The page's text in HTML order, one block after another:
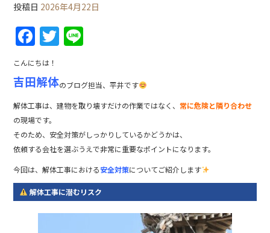
投稿日 2026年4月22日
F
a
c
e
b
o
o
k
T
w
itt
er
e
こんにちは！
吉田解体のブログ担当、平井です
解体工事は、建物を取り壊すだけの作業ではなく、常に危険と隣り合わせ
の現場です。
そのため、安全対策がしっかりしているかどうかは、
依頼する会社を選ぶうえで非常に重要なポイントになります。
今回は、解体工事における安全対策についてご紹介します
解体工事に潜むリスク